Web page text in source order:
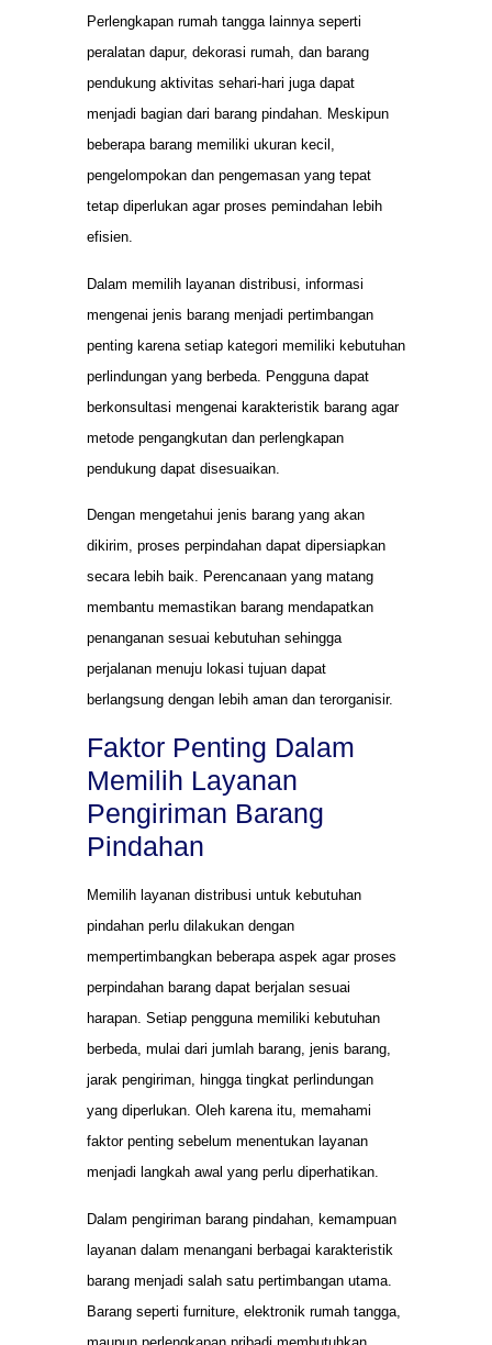
Perlengkapan rumah tangga lainnya seperti
peralatan dapur, dekorasi rumah, dan barang
pendukung aktivitas sehari-hari juga dapat
menjadi bagian dari barang pindahan. Meskipun
beberapa barang memiliki ukuran kecil,
pengelompokan dan pengemasan yang tepat
tetap diperlukan agar proses pemindahan lebih
efisien.
Dalam memilih layanan distribusi, informasi
mengenai jenis barang menjadi pertimbangan
penting karena setiap kategori memiliki kebutuhan
perlindungan yang berbeda. Pengguna dapat
berkonsultasi mengenai karakteristik barang agar
metode pengangkutan dan perlengkapan
pendukung dapat disesuaikan.
Dengan mengetahui jenis barang yang akan
dikirim, proses perpindahan dapat dipersiapkan
secara lebih baik. Perencanaan yang matang
membantu memastikan barang mendapatkan
penanganan sesuai kebutuhan sehingga
perjalanan menuju lokasi tujuan dapat
berlangsung dengan lebih aman dan terorganisir.
Faktor Penting Dalam
Memilih Layanan
Pengiriman Barang
Pindahan
Memilih layanan distribusi untuk kebutuhan
pindahan perlu dilakukan dengan
mempertimbangkan beberapa aspek agar proses
perpindahan barang dapat berjalan sesuai
harapan. Setiap pengguna memiliki kebutuhan
berbeda, mulai dari jumlah barang, jenis barang,
jarak pengiriman, hingga tingkat perlindungan
yang diperlukan. Oleh karena itu, memahami
faktor penting sebelum menentukan layanan
menjadi langkah awal yang perlu diperhatikan.
Dalam pengiriman barang pindahan, kemampuan
layanan dalam menangani berbagai karakteristik
barang menjadi salah satu pertimbangan utama.
Barang seperti furniture, elektronik rumah tangga,